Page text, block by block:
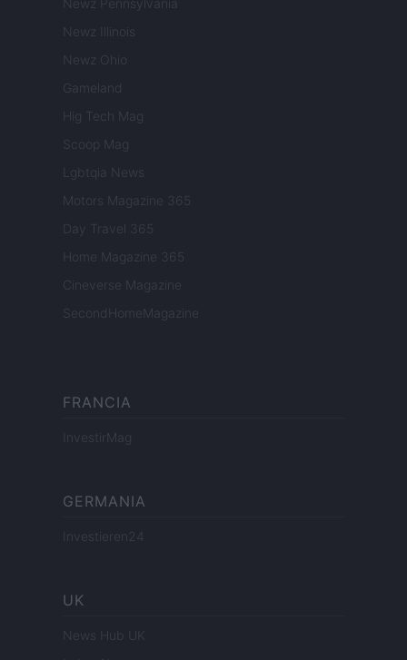
Newz Pennsylvania
Newz Illinois
Newz Ohio
Gameland
Hig Tech Mag
Scoop Mag
Lgbtqia News
Motors Magazine 365
Day Travel 365
Home Magazine 365
Cineverse Magazine
SecondHomeMagazine
FRANCIA
InvestirMag
GERMANIA
Investieren24
UK
News Hub UK